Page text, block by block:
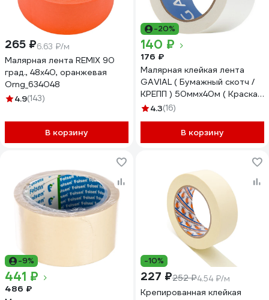
265 ₽6.63 ₽/м
Малярная лента REMIX 90
град., 48x40, оранжевая
Orng_634048
4.9(143)
В корзину
-20%
140 ₽
176 ₽
Малярная клейкая лента
GAVIAL ( Бумажный скотч /
КРЕПП ) 50ммх40м ( Краска
и защита стен ) 1539
4.3(16)
В корзину
-9%
441 ₽
486 ₽
-10%
227 ₽252 ₽4.54 ₽/м
Крепированная клейкая